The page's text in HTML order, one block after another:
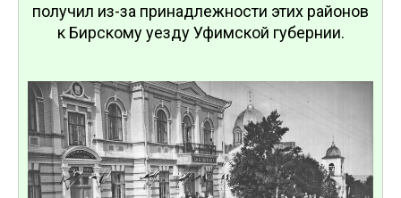
получил из-за принадлежности этих районов
к Бирскому уезду Уфимской губернии.